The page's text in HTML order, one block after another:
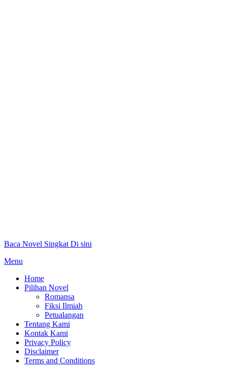
to
Baca Novel Singkat Di sini
Menu
Home
Pilihan Novel
Romansa
Fiksi Ilmiah
Petualangan
Tentang Kami
Kontak Kami
Privacy Policy
Disclaimer
Terms and Conditions